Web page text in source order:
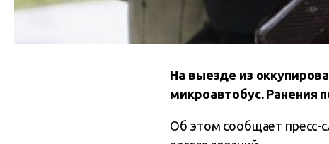
На выезде из
микроавтобус. Ранения
Об этом сообщает пресс-